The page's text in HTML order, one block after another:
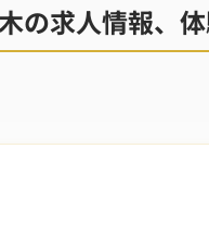
の求人情報、